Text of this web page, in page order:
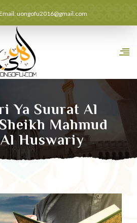
uongofu2016@gmail.com
Ya Suurat Al
Mahmud
Huswariy